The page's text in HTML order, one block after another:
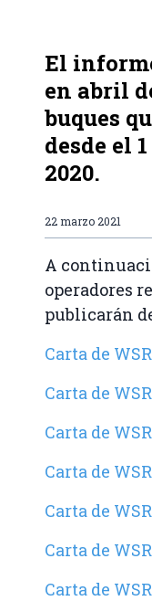
El
en abril
buques
desde el
2020.
22 marzo 2021
A
operadores
publicarán
Carta de
Carta de
Carta de
Carta de
Carta de
Carta de
Carta de